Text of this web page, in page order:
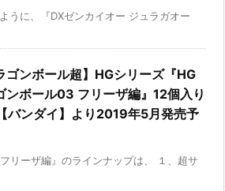
うに、『DXゼンカイオー ジュラガオー
ゴンボール超】HGシリーズ『HG
ンボール03 フリーザ編』12個入り
バンダイ】より2019年5月発売予
リーザ編』のラインナップは、 １、超サ